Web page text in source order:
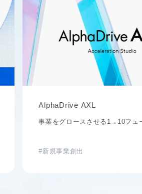
AlphaDrive AXL
事業をグロースさせる1→10フェ
#新規事業創出